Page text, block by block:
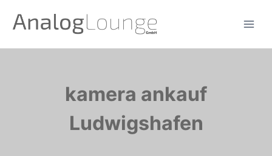
Inhalt
kamera ankauf
Ludwigshafen